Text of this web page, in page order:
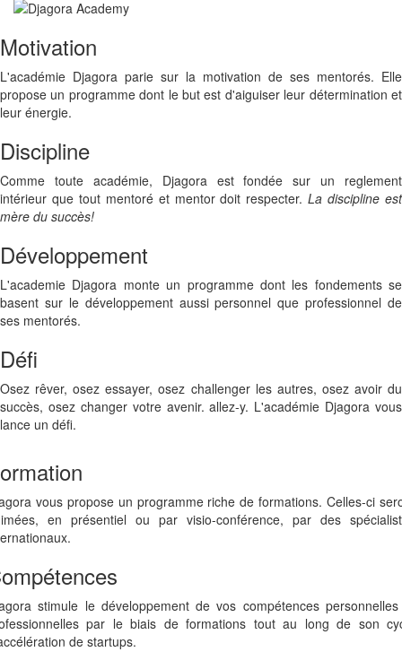
Motivation
L'académie Djagora parie sur la motivation de ses mentorés. Elle
propose un programme dont le but est d'aiguiser leur détermination et
leur énergie.
Discipline
Comme toute académie, Djagora est fondée sur un reglement
intérieur que tout mentoré et mentor doit respecter.La discipline est
mère du succès!
Développement
L'academie Djagora monte un programme dont les fondements se
basent sur le développement aussi personnel que professionnel de
ses mentorés.
Défi
Osez rêver, osez essayer, osez challenger les autres, osez avoir du
succès, osez changer votre avenir. allez-y. L'académie Djagora vous
lance un défi.
vous propose un programme riche de formations. Celles-ci
en présentiel ou par visio-conférence, par des
stimule le développement de vos compétences
par le biais de formations tout au long de son
de startups.